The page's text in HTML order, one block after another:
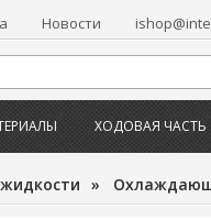
Новости
ХОДОВАЯ ЧАСТЬ
»